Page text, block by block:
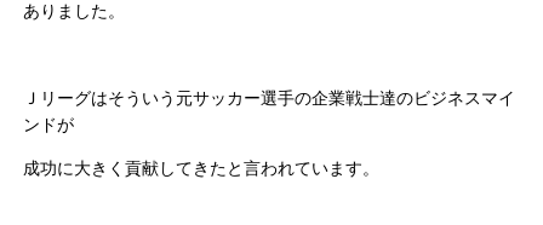
ありました。
Ｊリーグはそういう元サッカー選手の企業戦士達のビジネスマイ
ンドが
成功に大きく貢献してきたと言われています。